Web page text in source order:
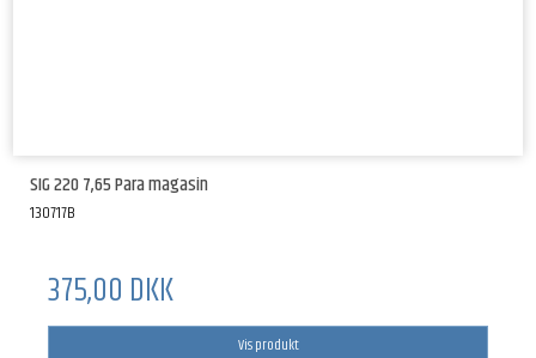
SIG 220 7,65 Para magasin
130717B
375,00 DKK
Vis produkt